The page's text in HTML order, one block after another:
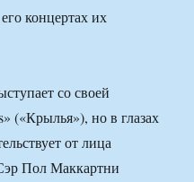
концертах их
со своей
(«Крылья»), но в глазах
от лица
Пол Маккартни